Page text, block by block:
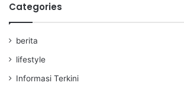
Categories
berita
lifestyle
Informasi Terkini